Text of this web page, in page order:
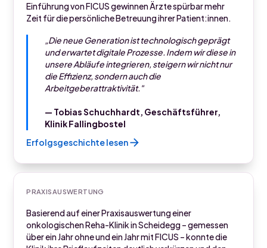
Einführung von FICUS gewinnen Ärzte spürbar mehr
Zeit für die persönliche Betreuung ihrer Patient:innen.
„Die neue Generation ist technologisch geprägt
und erwartet digitale Prozesse. Indem wir diese in
unsere Abläufe integrieren, steigern wir nicht nur
die Effizienz, sondern auch die
Arbeitgeberattraktivität."
— Tobias Schuchhardt, Geschäftsführer,
Klinik Fallingbostel
Erfolgsgeschichte lesen
PRAXISAUSWERTUNG
Basierend auf einer Praxisauswertung einer
onkologischen Reha-Klinik in Scheidegg – gemessen
über ein Jahr ohne und ein Jahr mit FICUS – konnte die